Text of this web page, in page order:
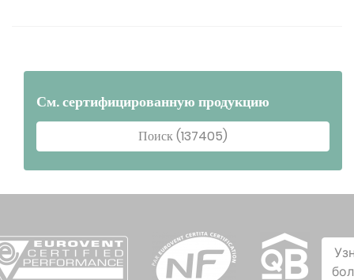
См. сертифицированную продукцию
Поиск (137405)